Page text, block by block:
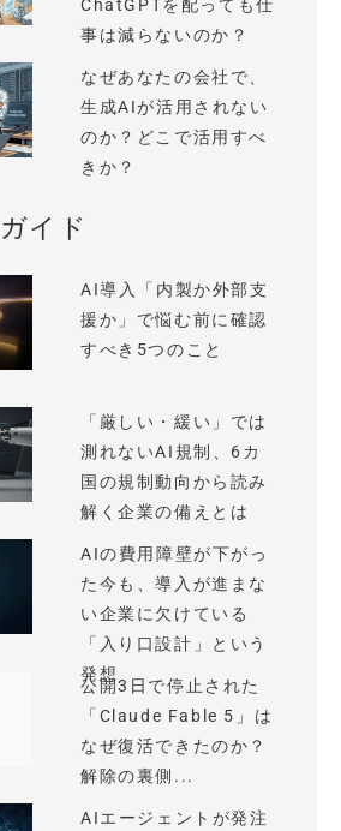
ChatGPTを配っても仕
事は減らないのか？
なぜあなたの会社で、
生成AIが活用されない
のか？どこで活用すべ
きか？
イド
AI導入「内製か外部支
援か」で悩む前に確認
すべき5つのこと
「厳しい・緩い」では
測れないAI規制、6カ
国の規制動向から読み
解く企業の備えとは
AIの費用障壁が下がっ
た今も、導入が進まな
い企業に欠けている
「入り口設計」という
発想
公開3日で停止された
「Claude Fable 5」は
なぜ復活できたのか？
解除の裏側...
AIエージェントが発注